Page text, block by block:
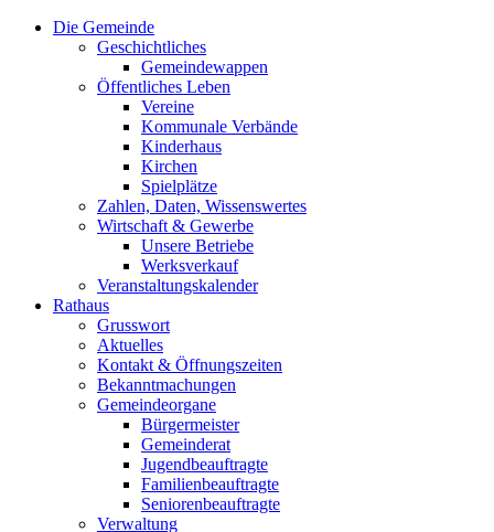
Die Gemeinde
Geschichtliches
Gemeindewappen
Öffentliches Leben
Vereine
Kommunale Verbände
Kinderhaus
Kirchen
Spielplätze
Zahlen, Daten, Wissenswertes
Wirtschaft & Gewerbe
Unsere Betriebe
Werksverkauf
Veranstaltungskalender
Rathaus
Grusswort
Aktuelles
Kontakt & Öffnungszeiten
Bekanntmachungen
Gemeindeorgane
Bürgermeister
Gemeinderat
Jugendbeauftragte
Familienbeauftragte
Seniorenbeauftragte
Verwaltung